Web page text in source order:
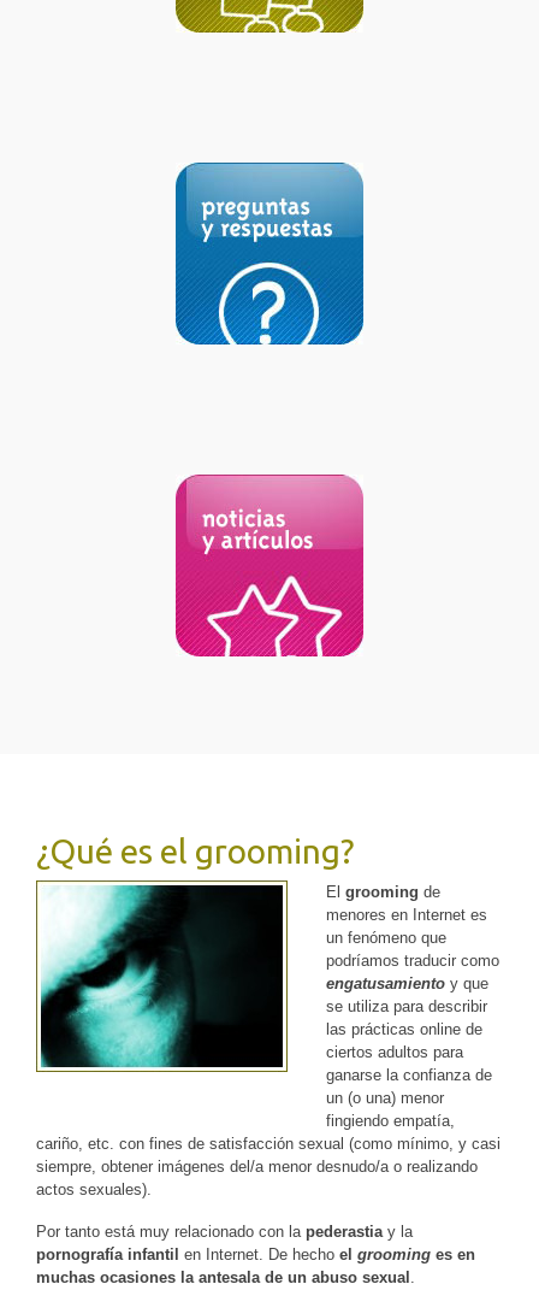
¿Qué es el grooming?
El grooming de
menores en Internet es
un fenómeno que
podríamos traducir como
engatusamiento y que
se utiliza para describir
las prácticas online de
ciertos adultos para
ganarse la confianza de
un (o una) menor
fingiendo empatía,
cariño, etc. con fines de satisfacción sexual (como mínimo, y casi
siempre, obtener imágenes del/a menor desnudo/a o realizando
actos sexuales).
Por tanto está muy relacionado con la pederastiay la
pornografía infantil en Internet. De hecho el grooming es en
muchas ocasiones la antesala de un abuso sexual .